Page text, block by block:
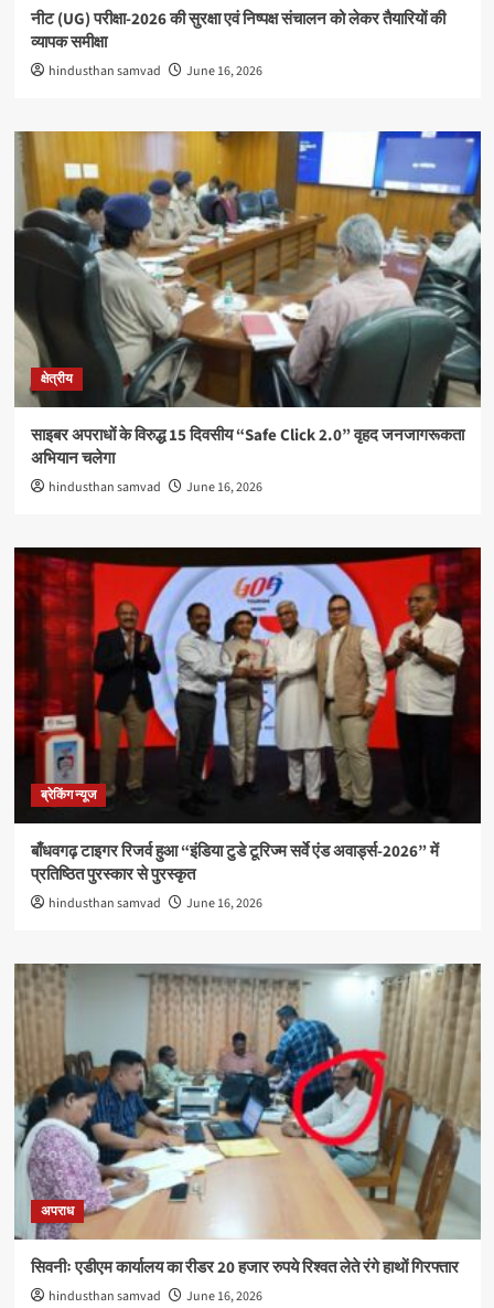
नीट (UG) परीक्षा-2026 की सुरक्षा एवं निष्पक्ष संचालन को लेकर तैयारियों की
व्यापक समीक्षा
hindusthan samvad June 16, 2026
क्षेत्रीय
साइबर अपराधों के विरुद्ध 15 दिवसीय “Safe Click 2.0” वृहद जनजागरूकता
अभियान चलेगा
hindusthan samvad June 16, 2026
ब्रेकिंग न्यूज
बाँधवगढ़ टाइगर रिजर्व हुआ “इंडिया टुडे टूरिज्म सर्वे एंड अवार्ड्स-2026” में
प्रतिष्ठित पुरस्कार से पुरस्कृत
hindusthan samvad June 16, 2026
अपराध
सिवनीः एडीएम कार्यालय का रीडर 20 हजार रुपये रिश्वत लेते रंगे हाथों गिरफ्तार
hindusthan samvad June 16, 2026